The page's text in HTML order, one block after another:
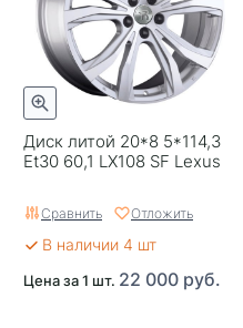
Гарантия
Цвет
Категория
Страна изготовителя
Завод изготовитель
Диск литой 20*8 5*114,3
Et30 60,1 LX108 SF Lexus
Сравнить Отложить
В наличии 4 шт
Цена за 1 шт. 22 000 руб.